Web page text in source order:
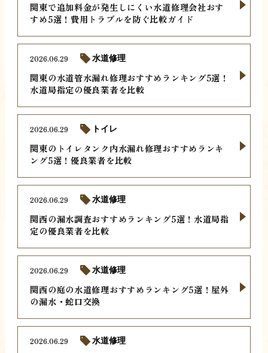
関東で追加料金が発生しにくい水道修理会社おす
すめ5選！費用トラブルを防ぐ比較ガイド
関東の水道管水漏れ修理おすすめランキング5選！
水道局指定の優良業者を比較
2026.06.29 水道修理
関東のトイレタンク内水漏れ修理おすすめランキ
ング5選！優良業者を比較
2026.06.29 トイレ
関西の漏水調査おすすめランキング5選！水道局指
定の優良業者を比較
2026.06.29 水道修理
関西の庭の水道修理おすすめランキング5選！屋外
の漏水・蛇口交換
2026.06.29 水道修理
2026.06.29 水道修理